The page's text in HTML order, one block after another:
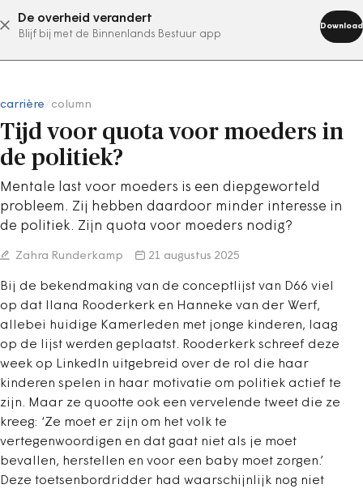
De overheid verandert
Blijf bij met de Binnenlands Bestuur app
Download
abonneer nu
carrière column
Tijd voor quota voor moeders in
de politiek?
Mentale last voor moeders is een diepgeworteld
probleem. Zij hebben daardoor minder interesse in
de politiek. Zijn quota voor moeders nodig?
Zahra Runderkamp 21 augustus 2025
Bij de bekendmaking van de conceptlijst van D66 viel
op dat Ilana Rooderkerk en Hanneke van der Werf,
allebei huidige Kamerleden met jonge kinderen, laag
op de lijst werden geplaatst. Rooderkerk schreef deze
week op LinkedIn uitgebreid over de rol die haar
kinderen spelen in haar motivatie om politiek actief te
zijn. Maar ze quootte ook een vervelende tweet die ze
kreeg: ‘Ze moet er zijn om het volk te
vertegenwoordigen en dat gaat niet als je moet
bevallen, herstellen en voor een baby moet zorgen.’
Deze toetsenbordridder had waarschijnlijk nog niet